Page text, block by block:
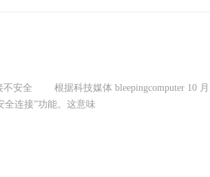
不安全 根据科技媒体 bleepingcomputer 10
全连接”功能。这意味